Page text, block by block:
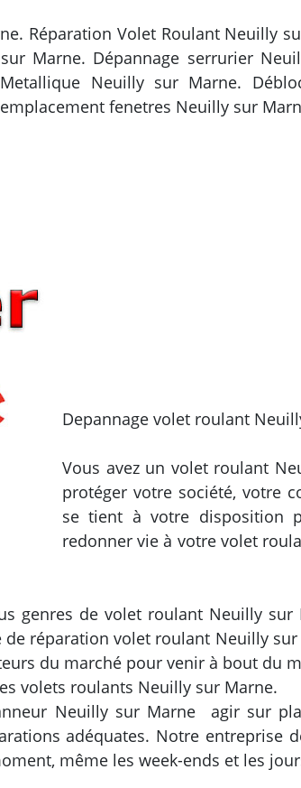
Réparation Volet Roulant Neuilly
Marne. Dépannage serrurier
Neuilly sur Marne.
fenetres Neuilly sur
Depannage volet roulant
Vous avez un volet roulant
protéger votre société, votre
se tient à votre disposition
redonner vie à votre volet
genres de volet roulant Neuilly
réparation volet roulant Neuilly
du marché pour venir à bout du
volets roulants Neuilly sur Marne.
Neuilly sur Marne agir sur
adéquates. Notre entreprise
même les week-ends et les